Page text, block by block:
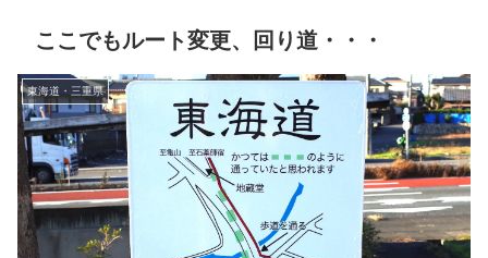
ここでもルート変更、回り道・・・
東海道・三重県